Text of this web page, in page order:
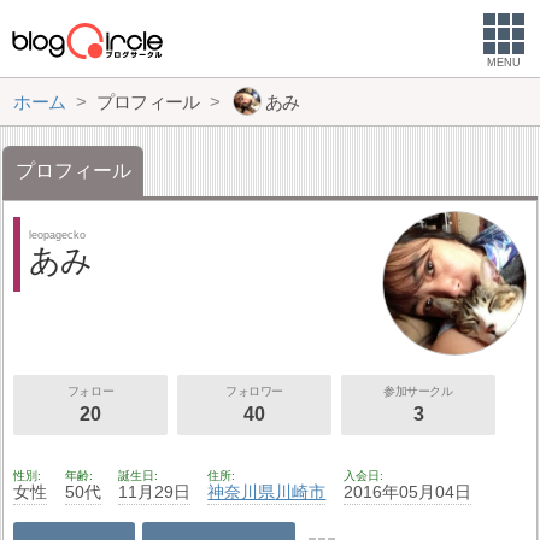
MENU
ホーム プロフィール あみ
プロフィール
leopagecko
あみ
フォロー
20
フォロワー
40
参加サークル
3
性別
女性
年齢
50代
誕生日
11月29日
住所
神奈川県 川崎市
入会日
2016年05月04日